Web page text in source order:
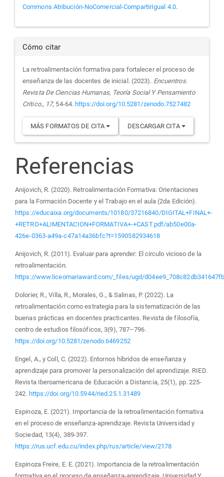
Commons Atribución-NoComercial-CompartirIgual 4.0.
Cómo citar
La retroalimentación formativa para fortalecer el proceso de
enseñanza de las docentes de inicial. (2023). Encuentros.
Revista De Ciencias Humanas, Teoría Social Y Pensamiento
Crítico. , 17, 54-64. https://doi.org/10.5281/zenodo.7527482
MÁS FORMATOS DE CITA DESCARGAR CITA
Referencias
Anijovich, R. (2020). Retroalimentación Formativa: Orientaciones
para la Formación Docente y el Trabajo en el aula (2da Edición).
https://educaixa.org/documents/10180/37216840/DIGITAL+FINAL+-
+RETRO+ALIMENTACION+FORMATIVA+-+CAST.pdf/ab50e00a-
426e-0363-a49a-c47a14a36bfc?t=1590582934618
Anijovich, R. (2011). Evaluar para aprender: El circulo vicioso de la
retroalimentación.
https://www.liceomariaward.com/_files/ugd/
Dolorier, R., Villa, R., Morales, G., & Salinas, P. (2022). La
retroalimentación como estrategia para la sistematización de las
buenas prácticas en docentes practicantes. Revista de filosofía,
centro de estudios filosóficos, 3(9), 787–796.
https://doi.org/10.5281/zenodo.6469252
Engel, A., y Coll, C. (2022). Entornos híbridos de enseñanza y
aprendizaje para promover la personalización del aprendizaje. RIED.
Revista Iberoamericana de Educación a Distancia, 25(1), pp. 225-
242. https://doi.org/10.5944/ried.25.1.31489
Espinoza, E. (2021). Importancia de la retroalimentación formativa
en el proceso de enseñanza-aprendizaje. Revista Universidad y
Sociedad, 13(4), 389-397.
https://rus.ucf.edu.cu/index.php/rus/article/view/2178
Espinoza Freire, E. E. (2021). Importancia de la retroalimentación